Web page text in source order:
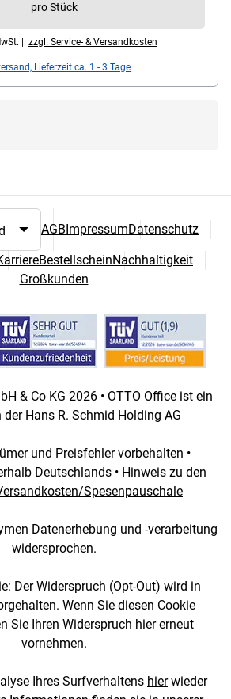
pro Stück
| zzgl. Service- & Versandkosten
Lieferzeit ca. 1 - 3 Tage
AGB ImpressumDatenschutz
BestellscheinNachhaltigkeit
Großkunden
& Co KG 2026 • OTTO Office ist ein
der Hans R. Schmid Holding AG
und Preisfehler vorbehalten •
Deutschlands • Hinweis zu den
Spesenpauschale
Datenerhebung und -verarbeitung
widersprochen.
Der Widerspruch (Opt-Out) wird in
Wenn Sie diesen Cookie
Sie Ihren Widerspruch hier erneut
vornehmen.
Ihres Surfverhaltens hierwieder